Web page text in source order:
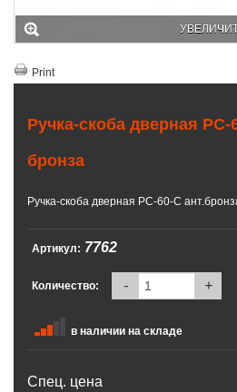
Print
Ручка-скоба дверная РС-
бронза
Ручка-скоба дверная РС-60-С
Артикул: 7762
Количество: - +
в наличии на складе
Спец. цена